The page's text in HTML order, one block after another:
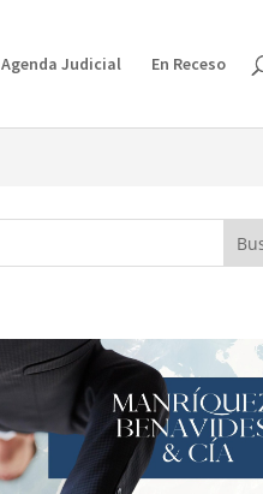
Agenda Judicial En Receso